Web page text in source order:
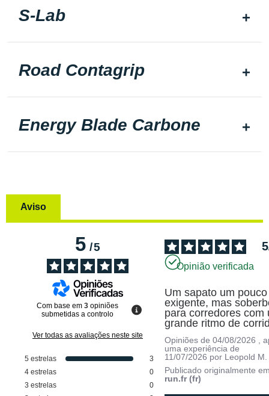
S-Lab
Road Contagrip
Energy Blade Carbone
Aviso
5/5
Com base em 3 opiniões
submetidas a controlo
Ver todas as avaliações neste site
5 estrelas
3
4 estrelas
0
3 estrelas
0
5
Opinião verificada
Um sapato um pouco
exigente, mas
para corredores com
grande ritmo de
Opiniões de04/08/2026
,
uma experiência de
11/07/2026 por Leopold M.
Publicado originalmente
run.fr (fr)